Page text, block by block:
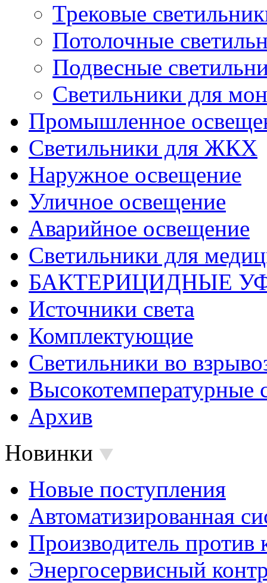
Трековые
Потолочные
Подвесные
Светильники для
Промышленное
Светильники для ЖКХ
Наружное освещение
Уличное освещение
Аварийное освещение
Светильники для
БАКТЕРИЦИДНЫЕ
Источники света
Комплектующие
Светильники во
Высокотемпературные
Архив
Новинки
Новые поступления
Автоматизированная
Производитель против
Энергосервисный